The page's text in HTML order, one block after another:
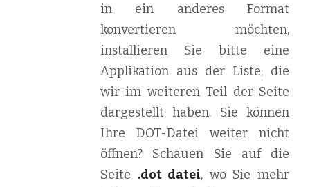
in ein anderes Format
konvertieren möchten,
installieren Sie bitte eine
Applikation aus der Liste, die
wir im weiteren Teil der Seite
dargestellt haben. Sie können
Ihre DOT-Datei weiter nicht
öffnen? Schauen Sie auf die
Seite .dot datei, wo Sie mehr